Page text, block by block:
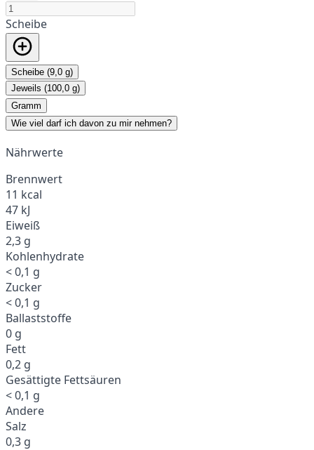
Scheibe
Scheibe (9,0 g)
Jeweils (100,0 g)
Gramm
Wie viel darf ich davon zu mir nehmen?
Nährwerte
Brennwert
11 kcal
47 kJ
Eiweiß
2,3 g
Kohlenhydrate
< 0,1 g
Zucker
< 0,1 g
Ballaststoffe
0 g
Fett
0,2 g
Gesättigte Fettsäuren
< 0,1 g
Andere
Salz
0,3 g